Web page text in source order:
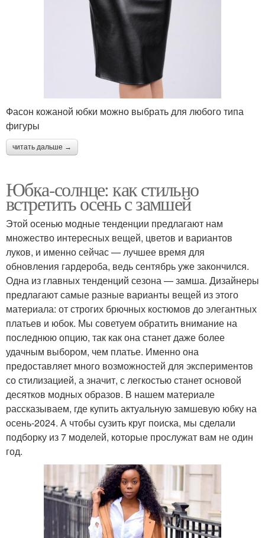
Фасон кожаной юбки можно выбрать для любого типа
фигуры
читать дальше →
Юбка-солнце: как стильно
встретить осень с замшей
Этой осенью модные тенденции предлагают нам
множество интересных вещей, цветов и вариантов
луков, и именно сейчас — лучшее время для
обновления гардероба, ведь сентябрь уже закончился.
Одна из главных тенденций сезона — замша. Дизайнеры
предлагают самые разные варианты вещей из этого
материала: от строгих брючных костюмов до элегантных
платьев и юбок. Мы советуем обратить внимание на
последнюю опцию, так как она станет даже более
удачным выбором, чем платье. Именно она
предоставляет много возможностей для экспериментов
со стилизацией, а значит, с легкостью станет основой
десятков модных образов. В нашем материале
рассказываем, где купить актуальную замшевую юбку на
осень-2024. А чтобы сузить круг поиска, мы сделали
подборку из 7 моделей, которые прослужат вам не один
год.